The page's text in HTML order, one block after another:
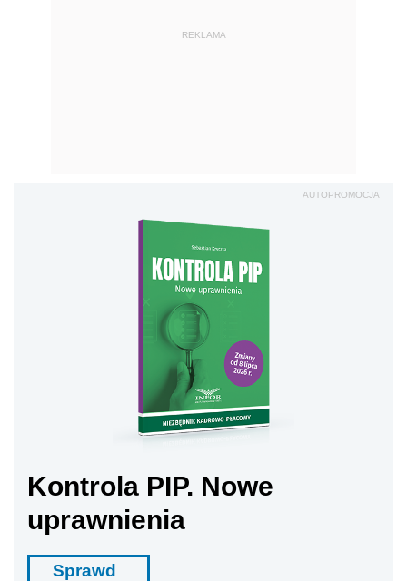
REKLAMA
AUTOPROMOCJA
Kontrola PIP. Nowe
uprawnienia
Sprawd